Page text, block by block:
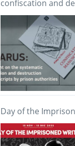
confiscation and
manuscripts by
Day of the